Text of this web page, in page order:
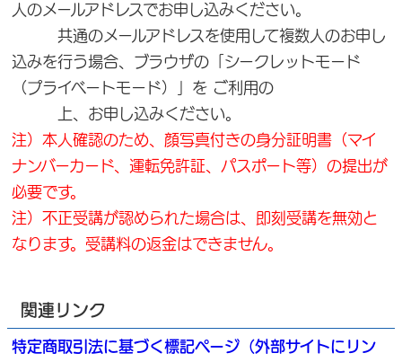
人のメールアドレスでお申し込みください。
共通のメールアドレスを使用して複数人のお申し
込みを行う場合、ブラウザの「シークレットモード
（プライベートモード）」を ご利用の
上、お申し込みください。
注）本人確認のため、顔写真付きの身分証明書（マイ
ナンバーカード、運転免許証、パスポート等）の提出が
必要です。
注）不正受講が認められた場合は、即刻受講を無効と
なります。受講料の返金はできません。
関連リンク
特定商取引法に基づく標記ページ（外部サイトにリン